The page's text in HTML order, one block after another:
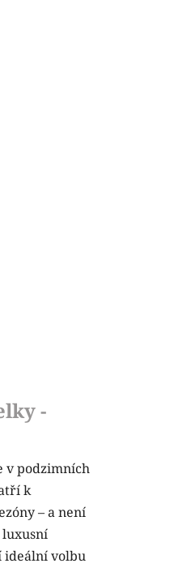
-
v podzimních
k
– a není
luxusní
ideální volbu